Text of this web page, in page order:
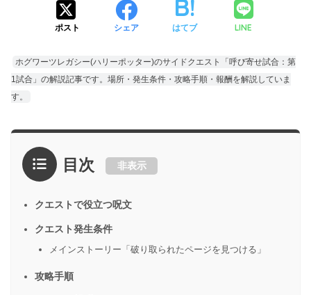
ポスト シェア はてブ LINE
ホグワーツレガシー(ハリーポッター)のサイドクエスト「呼び寄せ試合：第
1試合」の解説記事です。場所・発生条件・攻略手順・報酬を解説していま
す。
目次 非表示
クエストで役立つ呪文
クエスト発生条件
メインストーリー「破り取られたページを見つける」
攻略手順